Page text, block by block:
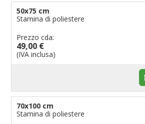
50x75 cm
Stamina di poliestere
Prezzo cda:
49,00 €
(IVA inclusa)
70x100 cm
Stamina di poliestere